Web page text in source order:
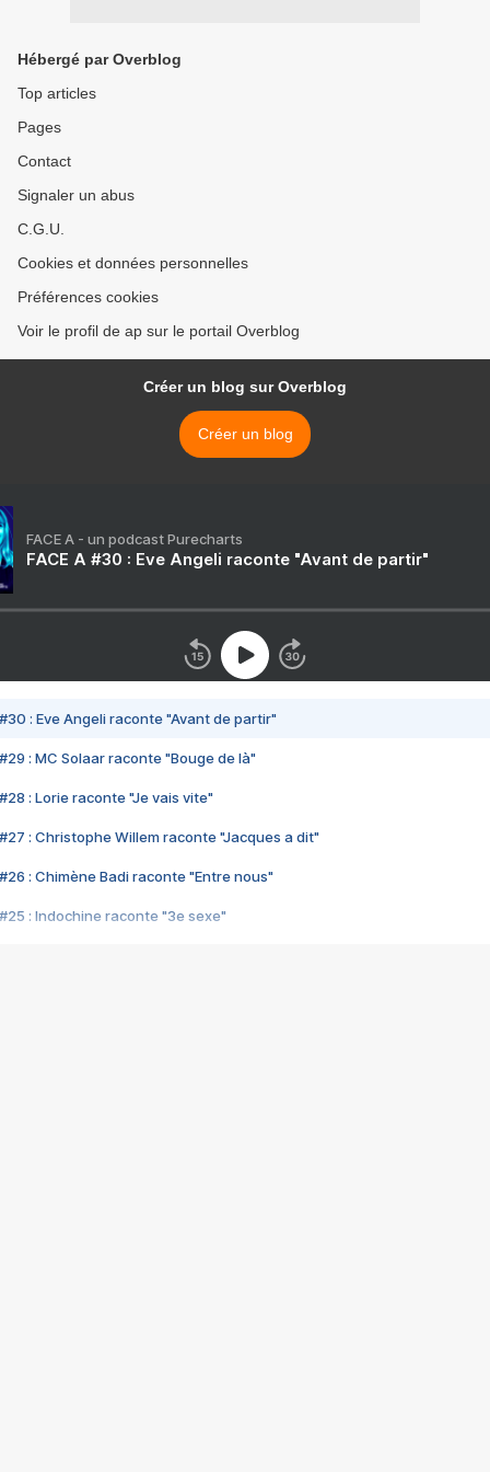
Hébergé par Overblog
Top articles
Pages
Contact
Signaler un abus
C.G.U.
Cookies et données personnelles
Préférences cookies
Voir le profil de ap sur le portail Overblog
Créer un blog sur Overblog
Créer un blog
FACE A - un podcast Purecharts
FACE A #30 : Eve Angeli raconte "Avant de partir"
#30 : Eve Angeli raconte "Avant de partir"
#29 : MC Solaar raconte "Bouge de là"
#28 : Lorie raconte "Je vais vite"
#27 : Christophe Willem raconte "Jacques a dit"
#26 : Chimène Badi raconte "Entre nous"
#25 : Indochine raconte "3e sexe"